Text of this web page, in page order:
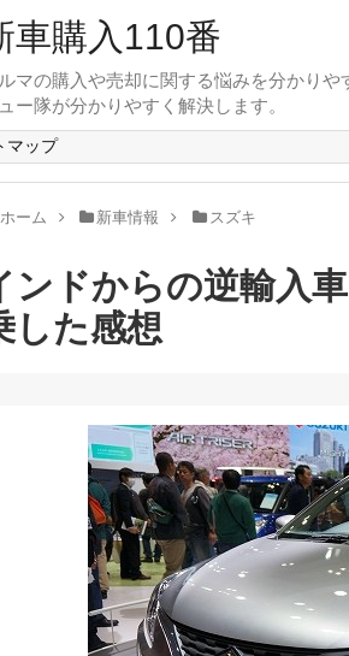
車購入110番
マの購入や売却に関する悩みを分かり
ー隊が分かりやすく解決します。
マップ
ホーム 新車情報 スズキ
ンドからの逆輸入
した感想